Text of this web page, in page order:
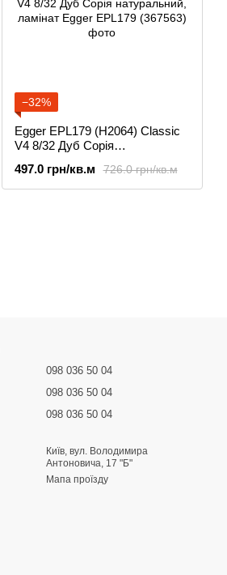
−32%
Egger EPL179 (H2064) Classic
V4 8/32 Дуб Сорія
726.0 грн/кв.м
497.0 грн/кв.м
098 036 50 04
098 036 50 04
098 036 50 04
Київ, вул. Володимира
Антоновича, 17 "Б"
Мапа проїзду